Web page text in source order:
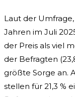
Laut der
Jahren im Juli
der Preis als viel
der Befragten
größte Sorge an.
stellen für 21,3 %